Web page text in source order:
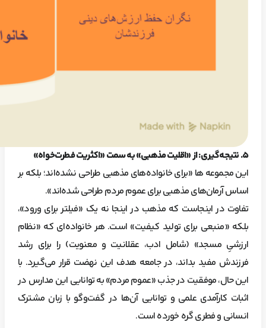
۵. نتیجه‌گیری: از «اقلیت مذهبی» به سمت «اکثریت فطرت‌خواه»
این مجموعه ها «برای خانواده‌های مذهبی طراحی نشده‌اند؛ بلکه بر
اساس آرمان‌های مذهبی برای عموم مردم طراحی شده‌اند».
تفاوت در اینجاست که مذهب در اینجا نه یک «فیلتر برای ورود»،
بلکه «منبعی برای تولید کیفیت» است. هر خانواده‌ای که «نظام
ارزشیِ مسجد» (شامل ادب، عقلانیت و معنویت) را برای رشد
فرزندش مفید بداند، در جامعه هدف این نهضت قرار می‌گیرد. با
این حال، موفقیت در جذب «عموم مردم» به توانایی این مدارس در
اثبات کارآمدی علمی و توانایی آن‌ها در گفت‌وگو با زبان مشترک
انسانی و فطری گره خورده است.